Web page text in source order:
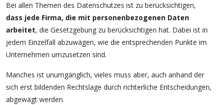
Bei allen Themen des Datenschutzes ist zu berücksichtigen,
dass jede Firma, die mit personenbezogenen Daten
arbeitet, die Gesetzgebung zu berücksichtigen hat. Dabei ist in
jedem Einzelfall abzuwägen, wie die entsprechenden Punkte im
Unternehmen umzusetzen sind.
Manches ist unumgänglich, vieles muss aber, auch anhand der
sich erst bildenden Rechtslage durch richterliche Entscheidungen,
abgewägt werden.